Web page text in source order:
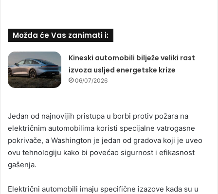
Možda će Vas zanimati i:
Kineski automobili bilježe veliki rast
izvoza usljed energetske krize
06/07/2026
Jedan od najnovijih pristupa u borbi protiv požara na
električnim automobilima koristi specijalne vatrogasne
pokrivače, a Washington je jedan od gradova koji je uveo
ovu tehnologiju kako bi povećao sigurnost i efikasnost
gašenja.
Električni automobili imaju specifične izazove kada su u